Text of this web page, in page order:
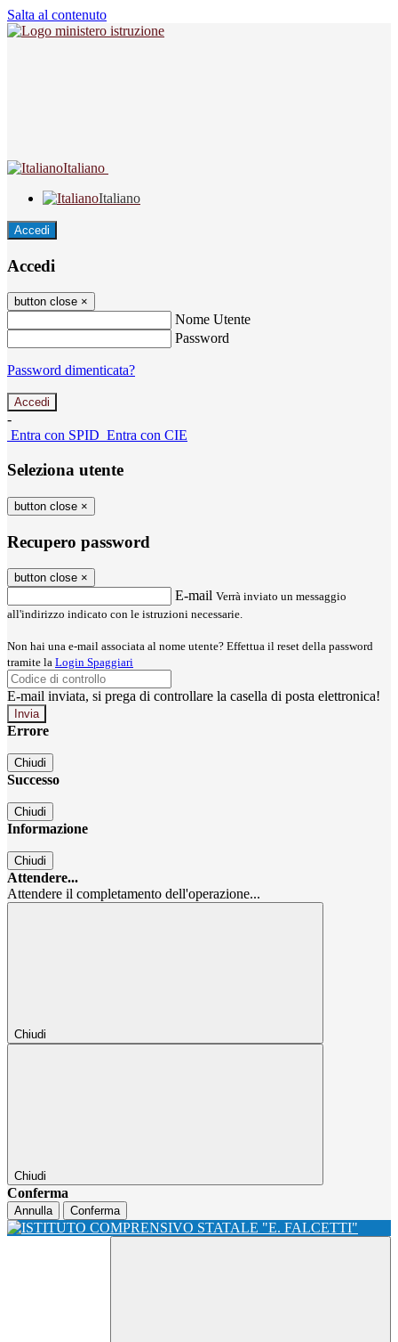
Salta al contenuto
Italiano
Italiano
Accedi
Accedi
button close ×
Nome Utente
Password
Password dimenticata?
-
Entra con SPID Entra con CIE
Seleziona utente
button close ×
Recupero password
button close ×
E-mail Verrà inviato un messaggio
all'indirizzo indicato con le istruzioni necessarie.
Non hai una e-mail associata al nome utente? Effettua il reset della password
tramite la Login Spaggiari
E-mail inviata, si prega di controllare la casella di posta elettronica!
Errore
Chiudi
Successo
Chiudi
Informazione
Chiudi
Attendere...
Attendere il completamento dell'operazione...
Chiudi
Chiudi
Conferma
Annulla Conferma